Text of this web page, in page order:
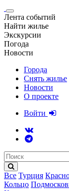
Лента событий
Найти жилье
Экскурсии
Погода
Новости
Города
Снять жилье
Новости
О проекте
Войти
Все Турция
Кольцо